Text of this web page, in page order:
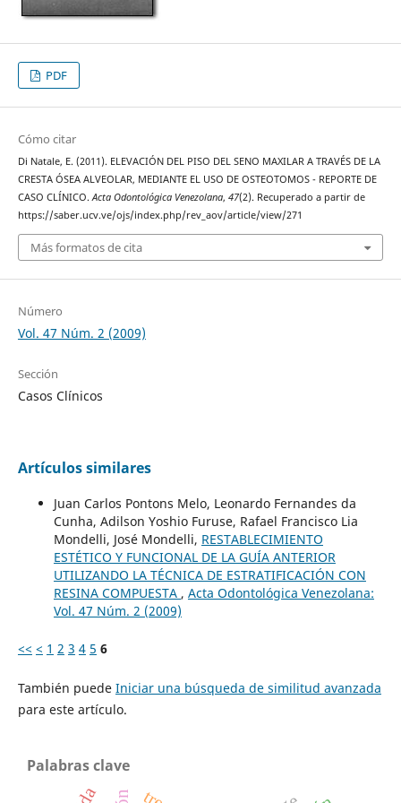
PDF
Cómo citar
Di Natale, E. (2011). ELEVACIÓN DEL PISO DEL SENO MAXILAR A TRAVÉS DE LA
CRESTA ÓSEA ALVEOLAR, MEDIANTE EL USO DE OSTEOTOMOS - REPORTE DE
CASO CLÍNICO.Acta Odontológica Venezolana, 47(2). Recuperado a partir de
https://saber.ucv.ve/ojs/index.php/rev_aov/article/view/271
Más formatos de cita
Número
Vol. 47 Núm. 2 (2009)
Sección
Casos Clínicos
Artículos similares
Juan Carlos Pontons Melo, Leonardo Fernandes da
Cunha, Adilson Yoshio Furuse, Rafael Francisco Lia
Mondelli, José Mondelli, RESTABLECIMIENTO
ESTÉTICO Y FUNCIONAL DE LA GUÍA ANTERIOR
UTILIZANDO LA TÉCNICA DE ESTRATIFICACIÓN CON
RESINA COMPUESTA , Acta Odontológica Venezolana:
Vol. 47 Núm. 2 (2009)
<< < 1 2 3 4 5 6
También puede Iniciar una búsqueda de similitud avanzada
para este artículo.
Palabras clave